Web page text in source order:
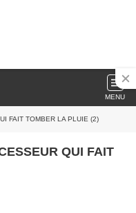
MENU
FAIT TOMBER LA PLUIE (2)
QUI FAIT